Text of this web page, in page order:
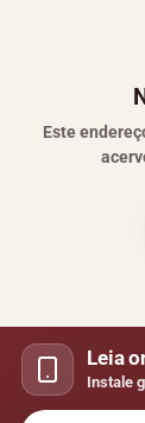
Este
Leia
Instale